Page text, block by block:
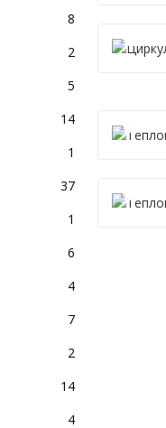
8
2
5
14
1
37
1
6
4
7
2
14
4